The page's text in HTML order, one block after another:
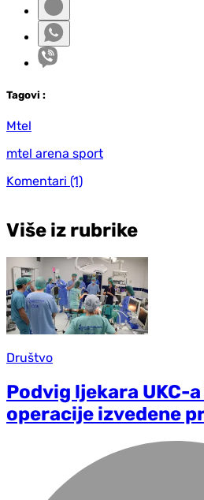
Tagovi :
Mtel
mtel arena sport
Komentari (1)
Više iz rubrike
Društvo
Podvig ljekara UKC-
operacije izvedene